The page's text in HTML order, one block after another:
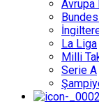
Avrupa
La Liga
Milli
Serie A